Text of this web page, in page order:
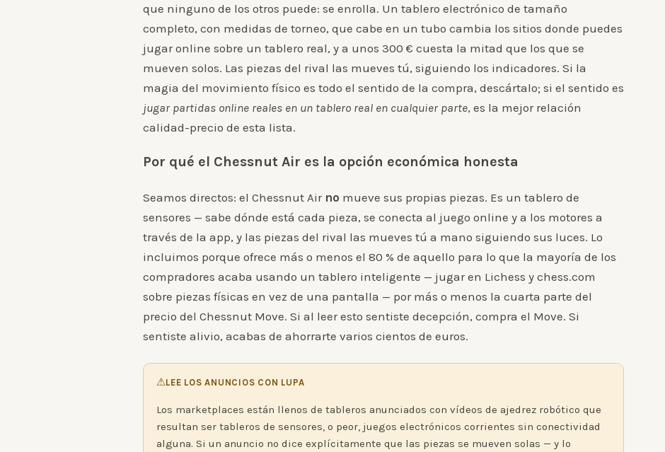
que ninguno de los otros puede: se enrolla. Un tablero electrónico de tamaño
completo, con medidas de torneo, que cabe en un tubo cambia los sitios donde puedes
jugar online sobre un tablero real, y a unos 300 € cuesta la mitad que los que se
mueven solos. Las piezas del rival las mueves tú, siguiendo los indicadores. Si la
magia del movimiento físico es todo el sentido de la compra, descártalo; si el sentido es
jugar partidas online reales en un tablero real en cualquier parte, es la mejor relación
calidad-precio de esta lista.
Por qué el Chessnut Air es la opción económica honesta
Seamos directos: el Chessnut Air no mueve sus propias piezas. Es un tablero de
sensores — sabe dónde está cada pieza, se conecta al juego online y a los motores a
través de la app, y las piezas del rival las mueves tú a mano siguiendo sus luces. Lo
incluimos porque ofrece más o menos el 80 % de aquello para lo que la mayoría de los
compradores acaba usando un tablero inteligente — jugar en Lichess y chess.com
sobre piezas físicas en vez de una pantalla — por más o menos la cuarta parte del
precio del Chessnut Move. Si al leer esto sentiste decepción, compra el Move. Si
sentiste alivio, acabas de ahorrarte varios cientos de euros.
⚠LEE LOS ANUNCIOS CON LUPA
Los marketplaces están llenos de tableros anunciados con vídeos de ajedrez robótico que
resultan ser tableros de sensores, o peor, juegos electrónicos corrientes sin conectividad
alguna. Si un anuncio no dice explícitamente que las piezas se mueven solas — y lo